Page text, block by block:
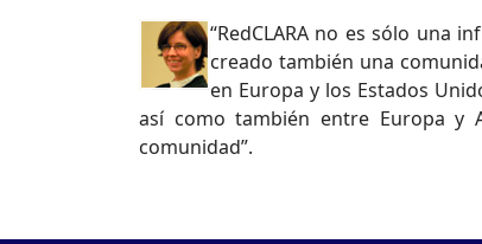
“RedCLARA no es sólo una
creado también una
en Europa y los Estados
así como también entre Europa y
comunidad”.